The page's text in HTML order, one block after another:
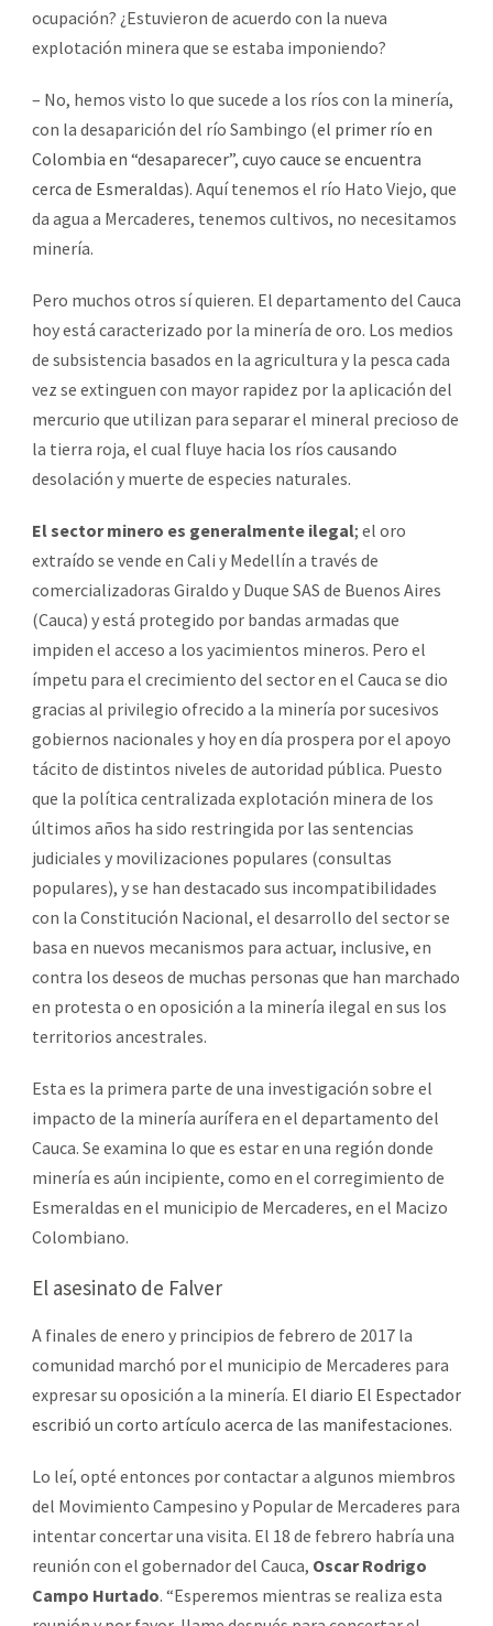
ocupación? ¿Estuvieron de acuerdo con la nueva
explotación minera que se estaba imponiendo?
– No, hemos visto lo que sucede a los ríos con la minería,
con la desaparición del río Sambingo (el primer río en
Colombia en “desaparecer”, cuyo cauce se encuentra
cerca de Esmeraldas). Aquí tenemos el río Hato Viejo, que
da agua a Mercaderes, tenemos cultivos, no necesitamos
minería.
Pero muchos otros sí quieren. El departamento del Cauca
hoy está caracterizado por la minería de oro. Los medios
de subsistencia basados en la agricultura y la pesca cada
vez se extinguen con mayor rapidez por la aplicación del
mercurio que utilizan para separar el mineral precioso de
la tierra roja, el cual fluye hacia los ríos causando
desolación y muerte de especies naturales.
El sector minero es generalmente ilegal; el oro
extraído se vende en Cali y Medellín a través de
comercializadoras Giraldo y Duque SAS de Buenos Aires
(Cauca) y está protegido por bandas armadas que
impiden el acceso a los yacimientos mineros. Pero el
ímpetu para el crecimiento del sector en el Cauca se dio
gracias al privilegio ofrecido a la minería por sucesivos
gobiernos nacionales y hoy en día prospera por el apoyo
tácito de distintos niveles de autoridad pública. Puesto
que la política centralizada explotación minera de los
últimos años ha sido restringida por las sentencias
judiciales y movilizaciones populares (consultas
populares), y se han destacado sus incompatibilidades
con la Constitución Nacional, el desarrollo del sector se
basa en nuevos mecanismos para actuar, inclusive, en
contra los deseos de muchas personas que han marchado
en protesta o en oposición a la minería ilegal en sus los
territorios ancestrales.
Esta es la primera parte de una investigación sobre el
impacto de la minería aurífera en el departamento del
Cauca. Se examina lo que es estar en una región donde
minería es aún incipiente, como en el corregimiento de
Esmeraldas en el municipio de Mercaderes, en el Macizo
Colombiano.
El asesinato de Falver
A finales de enero y principios de febrero de 2017 la
comunidad marchó por el municipio de Mercaderes para
expresar su oposición a la minería. El diario El Espectador
escribió un corto artículo acerca de las manifestaciones.
Lo leí, opté entonces por contactar a algunos miembros
del Movimiento Campesino y Popular de Mercaderes para
intentar concertar una visita. El 18 de febrero habría una
reunión con el gobernador del Cauca, Oscar Rodrigo
Campo Hurtado. “Esperemos mientras se realiza esta